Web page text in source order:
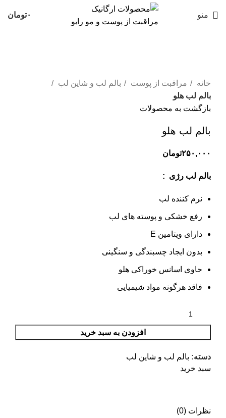
منو ۰تومان
خانه
مراقبت از پوست
بالم لب و شاین لب
بالم لب هلو
بازگشت به محصولات
بالم لب هلو
۲۵۰,۰۰۰تومان
بالم لب رژی :
نرم کننده لب
رفع خشکی و پوسته های لب
دارای ویتامین E
بدون ایجاد چسبندگی و سنگینی
حاوی اسانس خوراکی هلو
فاقد هرگونه مواد شیمیایی
افزودن به سبد خرید
دسته: بالم لب و شاین لب
سبد خرید
نظرات (0)